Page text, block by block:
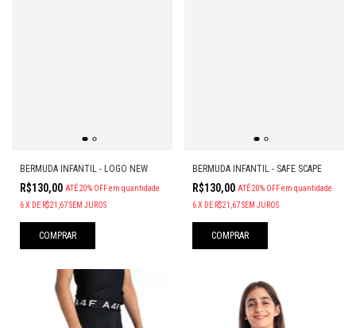
BERMUDA INFANTIL - LOGO NEW
R$130,00 ATÉ 20% OFFem quantidade
6X DE R$21,67SEM JUROS
COMPRAR
BERMUDA INFANTIL - SAFE SCAPE
R$130,00 ATÉ 20% OFF em quantidade
6 X DE R$21,67 SEM JUROS
COMPRAR